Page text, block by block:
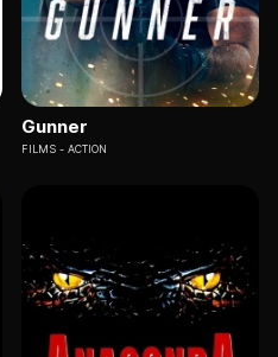
Gunner
FILMS ACTION